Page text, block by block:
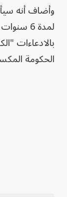
وأضاف أنه
لمدة 6
بالادعاءات
الحكومة